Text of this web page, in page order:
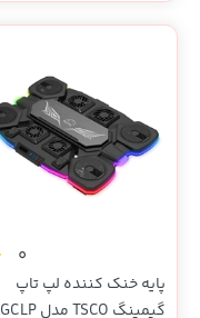
0
پایه خنک کننده لپ تاپ
گیمینگ TSCO مدل GCLP